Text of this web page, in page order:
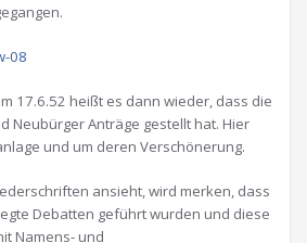
17.6.52 heißt es dann wieder, dass die
Neubürger Anträge gestellt hat. Hier
und um deren Verschönerung.
ansieht, wird merken, dass
Debatten geführt wurden und diese
Namens- und